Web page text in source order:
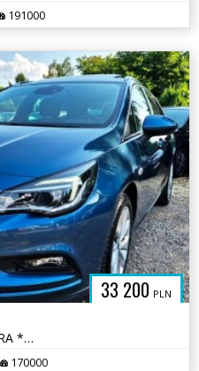
191000
33 200 PLN
BENZYNA * nawigacja * KAMERA * atrakcyjny wygląd * OKAZJA
170000